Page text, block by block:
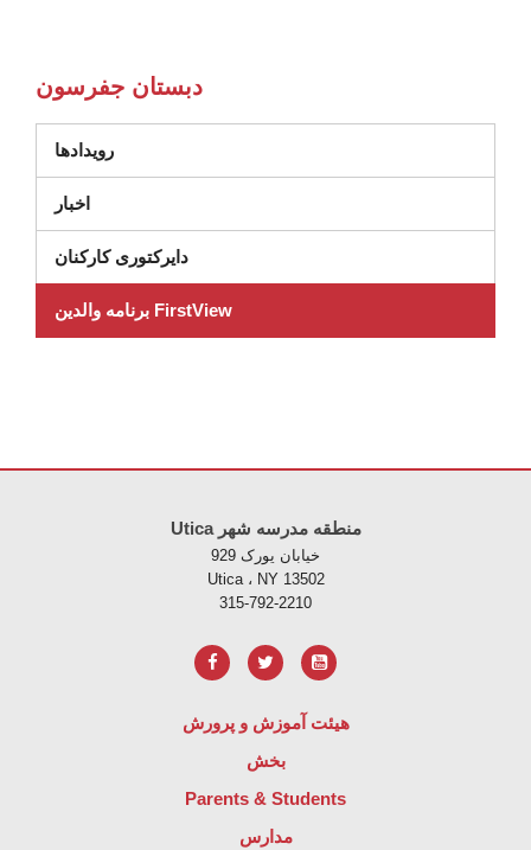
دبستان جفرسون
رویدادها
اخبار
دایرکتوری کارکنان
برنامه والدین FirstView
Utica منطقه مدرسه شهر
خیابان یورک 929
Utica ، NY 13502
315-792-2210
هیئت آموزش و پرورش
بخش
Parents & Students
مدارس